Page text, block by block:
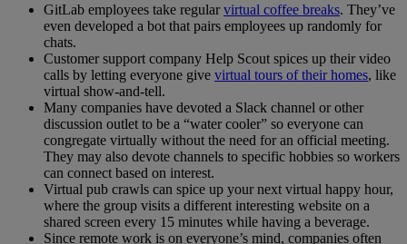
GitLab employees take regularvirtual coffee breaks. They’ve
even developed a bot that pairs employees up randomly for
chats.
Customer support company Help Scout spices up their video
calls by letting everyone give virtual tours of their homes, like
virtual show-and-tell.
Many companies have devoted a Slack channel or other
discussion outlet to be a “water cooler” so everyone can
congregate virtually without the need for an official meeting.
They may also devote channels to specific hobbies so workers
can connect based on interest.
Virtual pub crawls can spice up your next virtual happy hour,
where the group visits a different interesting website on a
shared screen every 15 minutes while having a beverage.
Since remote work is on everyone’s mind, companies often